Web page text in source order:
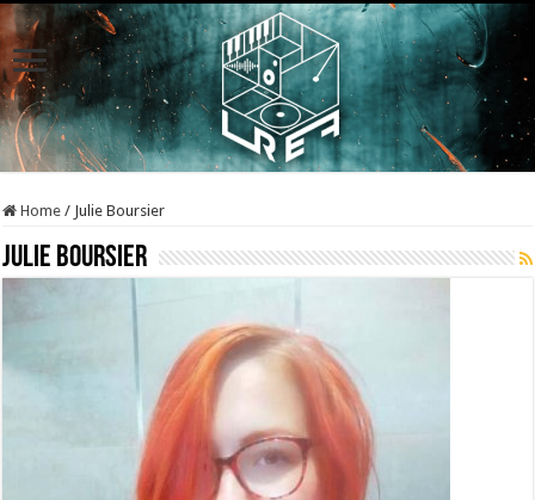
Home / Julie Boursier
Julie Boursier